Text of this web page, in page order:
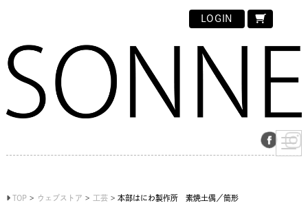
LOGIN
TOP ウェブストア 工芸 本部はにわ製作所 素焼土偶／筒形